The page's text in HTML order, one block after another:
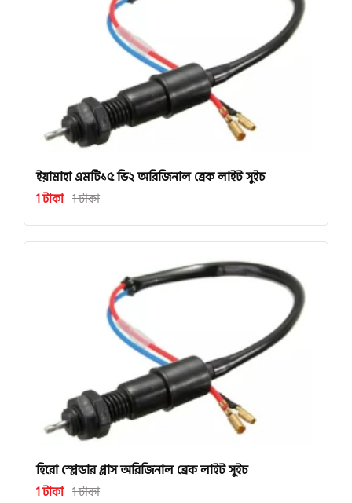
ইয়ামাহা এমটি১৫ ভি২ অরিজিনাল ব্রেক লাইট সুইচ
1 টাকা 1 টাকা
হিরো স্প্লেন্ডার প্লাস অরিজিনাল ব্রেক লাইট সুইচ
1 টাকা 1 টাকা